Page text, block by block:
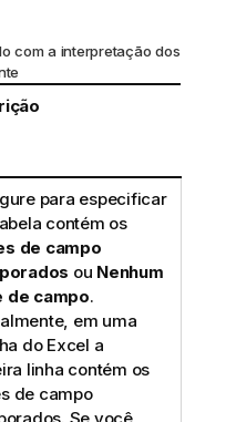
com a interpretação dos
para especificar
contém os
de campo
ou Nenhum
de campo.
em uma
do Excel a
linha contém os
de campo